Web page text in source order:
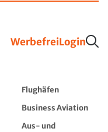
WerbefreiLogin
Flughäfen
Business Aviation
Aus- und